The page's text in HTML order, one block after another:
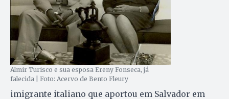
Almir Turisco e sua esposa Ereny Fonseca, já
falecida | Foto: Acervo de Bento Fleury
imigrante italiano que aportou em Salvador em